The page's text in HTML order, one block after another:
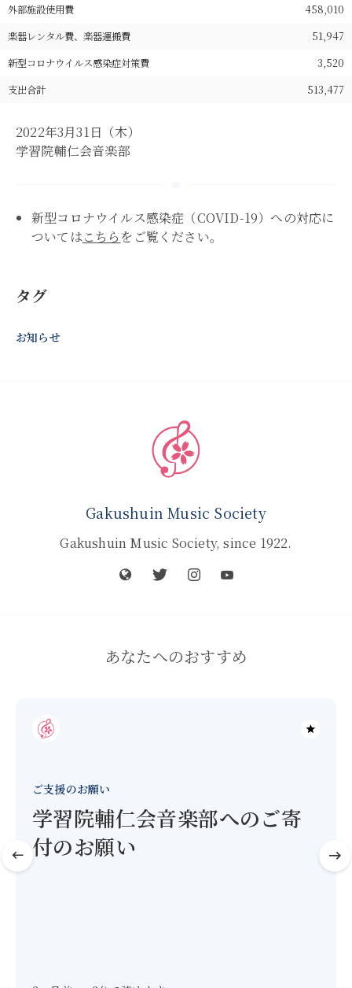
外部施設使用費
458,010
楽器レンタル費、楽器運搬費
51,947
新型コロナウイルス感染症対策費
3,520
支出合計
513,477
2022年3月31日（木）
学習院輔仁会音楽部
新型コロナウイルス感染症（COVID-19）への対応に
ついてはこちら をご覧ください。
タグ
お知らせ
Gakushuin Music Society
Gakushuin Music Society, since 1922.
あなたへのおすすめ
ご支援のお願い
学習院輔仁会音楽部へのご寄
付のお願い